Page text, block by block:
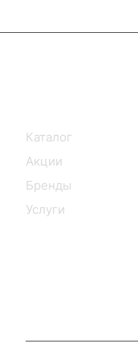
Каталог
Акции
Бренды
Услуги